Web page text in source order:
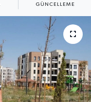
GÜNCELLEME